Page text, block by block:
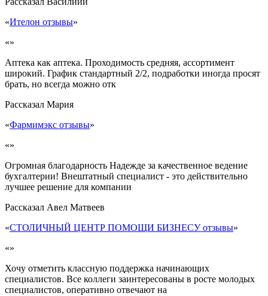
«Ителон отзывы»
«»
Аптека как аптека. Проходимость средняя, ассортимент
широкий. График стандартный 2/2, подработки иногда просят
брать, но всегда можно отк
Рассказал Мария
«Фармимэкс отзывы»
«»
Огромная благодарность Надежде за качественное ведение
бухгалтерии! Внештатный специалист - это действительно
лучшее решение для компании
Рассказал Авел Матвеев
«СТОЛИЧНЫЙ ЦЕНТР ПОМОЩИ БИЗНЕСУ отзывы»
«»
Хочу отметить классную поддержка начинающих
специалистов. Все коллеги заинтересованы в росте молодых
специалистов, оперативно отвечают на